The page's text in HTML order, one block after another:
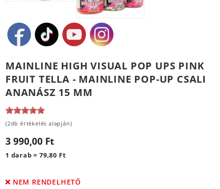
MAINLINE HIGH VISUAL POP UPS PINK
FRUIT TELLA - MAINLINE POP-UP CSALI
ANANÁSZ 15 MM
(2db értékelés alapján)
3 990,00 Ft
1 darab = 79,80 Ft
NEM RENDELHETŐ